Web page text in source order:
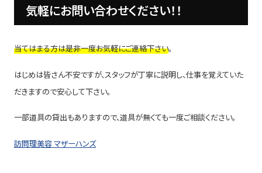
気軽にお問い合わせください！！
当てはまる方は是非一度お気軽にご連絡下さい。
はじめは皆さん不安ですが、スタッフが丁寧に説明し、仕事を覚えていた
だきますので安心して下さい。
一部道具の貸出もありますので、道具が無くても一度ご相談ください。
訪問理美容 マザーハンズ